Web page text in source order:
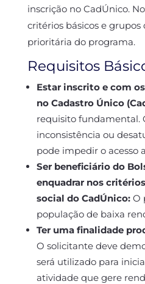
inscrição no CadÚnico.
critérios básicos e
prioritária do programa.
Requisitos
Estar inscrito e com
no Cadastro Único
requisito fundamental.
inconsistência ou
pode impedir o acesso
Ser beneficiário do
enquadrar nos
social do CadÚnico:O
população de baixa
Ter uma finalidade
O solicitante deve
será utilizado para
atividade que gere